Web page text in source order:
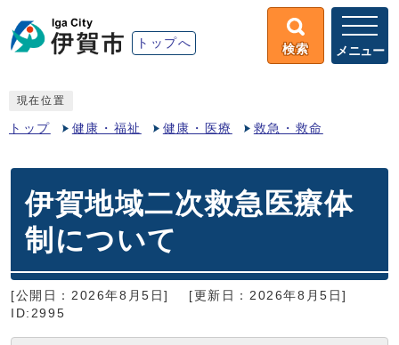
トップへ 検索 メニュー
現在位置
トップ 健康・福祉 健康・医療 救急・救命
伊賀地域二次救急医療体
制について
[公開日：2026年8月5日]
[更新日：2026年8月5日]
ID:2995